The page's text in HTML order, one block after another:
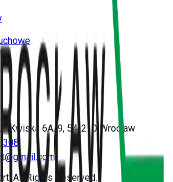
Kwiska 6A/9, 54-210 Wrocław
308
All Rights Reserved.